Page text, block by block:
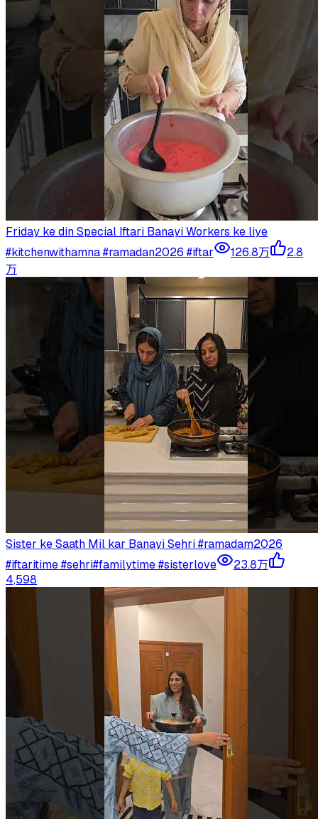
Friday ke din Special Iftari Banayi Workers ke liye
#kitchenwithamna #ramadan2026 #iftar
126.8万
2.8
万
Sister ke Saath Mil kar Banayi Sehri #ramadam2026
#iftaritime #sehri#familytime #sisterlove
23.8万
4,598